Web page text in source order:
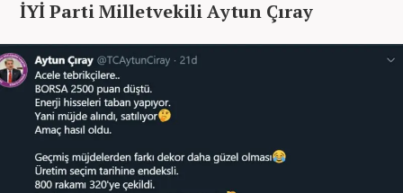
İYİ Parti Milletvekili Aytun Çıray